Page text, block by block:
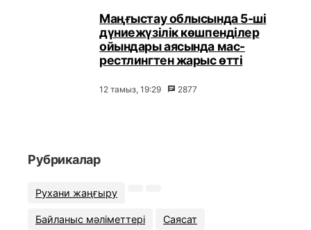
Маңғыстау облысында 5-ші
дүниежүзілік көшпенділер
ойындары аясында мас-
рестлингтен жарыс өтті
12 тамыз, 19:29 2877
Рубрикалар
Рухани жаңғыру
Байланыс мәліметтері Саясат